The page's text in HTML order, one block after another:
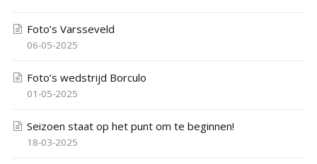
Foto’s Varsseveld
06-05-2025
Foto’s wedstrijd Borculo
01-05-2025
Seizoen staat op het punt om te beginnen!
18-03-2025